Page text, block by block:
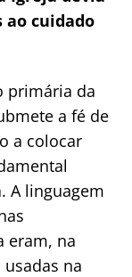
ao cuidado
primária da
a fé de
a colocar
A linguagem
eram, na
na